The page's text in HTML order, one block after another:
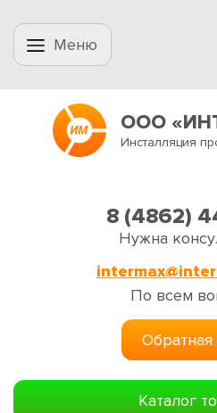
Меню
ООО
Инсталляция
8 (4862)
Нужна
По всем
Обратная
Каталог